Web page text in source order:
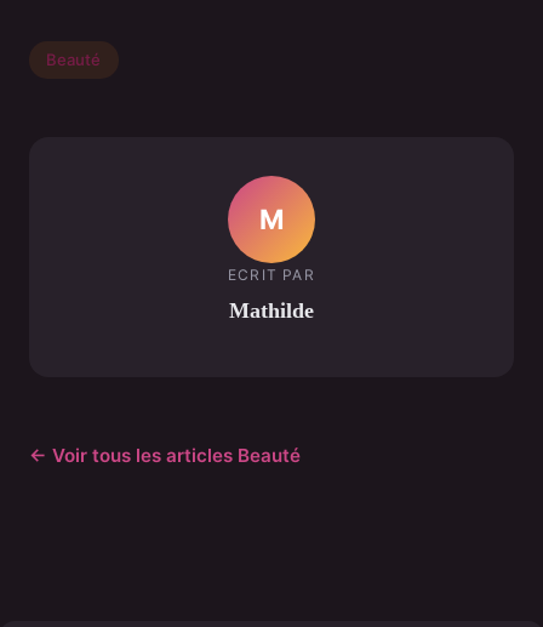
Beauté
M
ECRIT PAR
Mathilde
← Voir tous les articles Beauté